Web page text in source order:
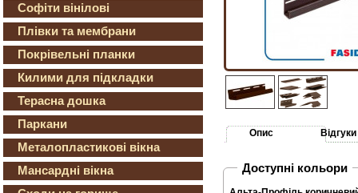
Софіти вінілові
Плівки та мембрани
Покрівельні планки
Килими для підкладки
Терасна дошка
Паркани
Металопластикові вікна
Мансардні вікна
Опис Відгуки
Доступні кольори